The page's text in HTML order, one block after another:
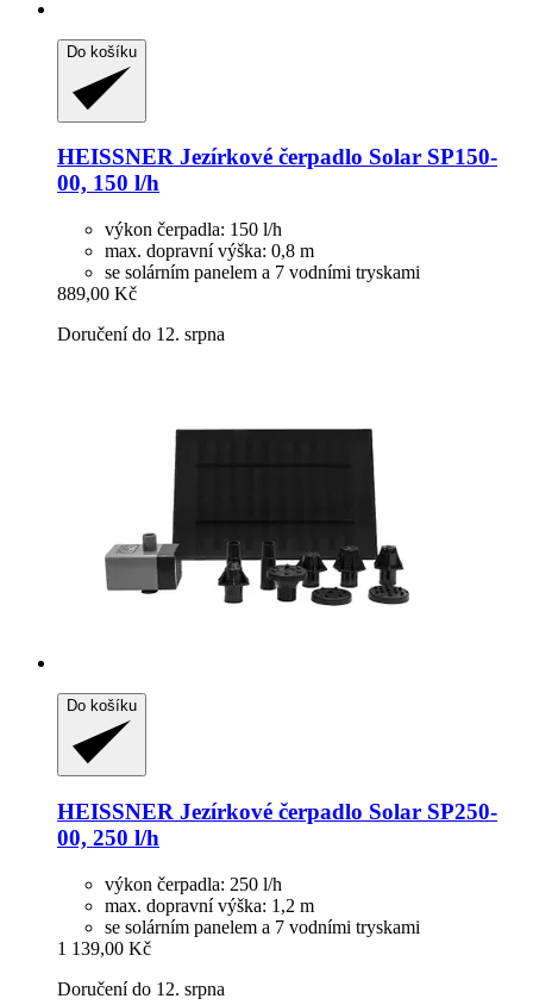
Do košíku
HEISSNER Jezírkové čerpadlo Solar SP150-​
00, 150 l/h
výkon čerpadla: 150 l/h
max. dopravní výška: 0,8 m
se solárním panelem a 7 vodními tryskami
889,00 Kč
Doručení do 12. srpna
Do košíku
HEISSNER Jezírkové čerpadlo Solar SP250-​
00, 250 l/h
výkon čerpadla: 250 l/h
max. dopravní výška: 1,2 m
se solárním panelem a 7 vodními tryskami
1 139,00 Kč
Doručení do 12. srpna